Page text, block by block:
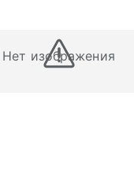
Нет изображения